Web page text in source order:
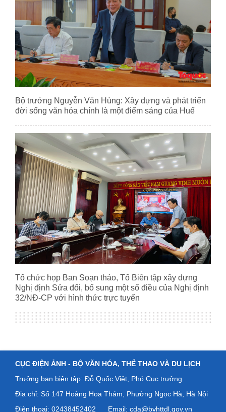
Bộ trưởng Nguyễn Văn Hùng: Xây dựng và phát triển
đời sống văn hóa chính là một điểm sáng của Huế
Tổ chức họp Ban Soạn thảo, Tổ Biên tập xây dựng
Nghị định Sửa đổi, bổ sung một số điều của Nghị định
32/NĐ-CP với hình thức trực tuyến
CỤC ĐIỆN ẢNH - BỘ VĂN HÓA, THỂ THAO VÀ DU LỊCH
Trưởng ban biên tập: Đỗ Quốc Việt, Phó Cục trưởng
Địa chỉ: Số 147 Hoàng Hoa Thám, Phường Ngọc Hà, Hà Nội
Điện thoại: 02438452402 Email: cda@bvhttdl.gov.vn